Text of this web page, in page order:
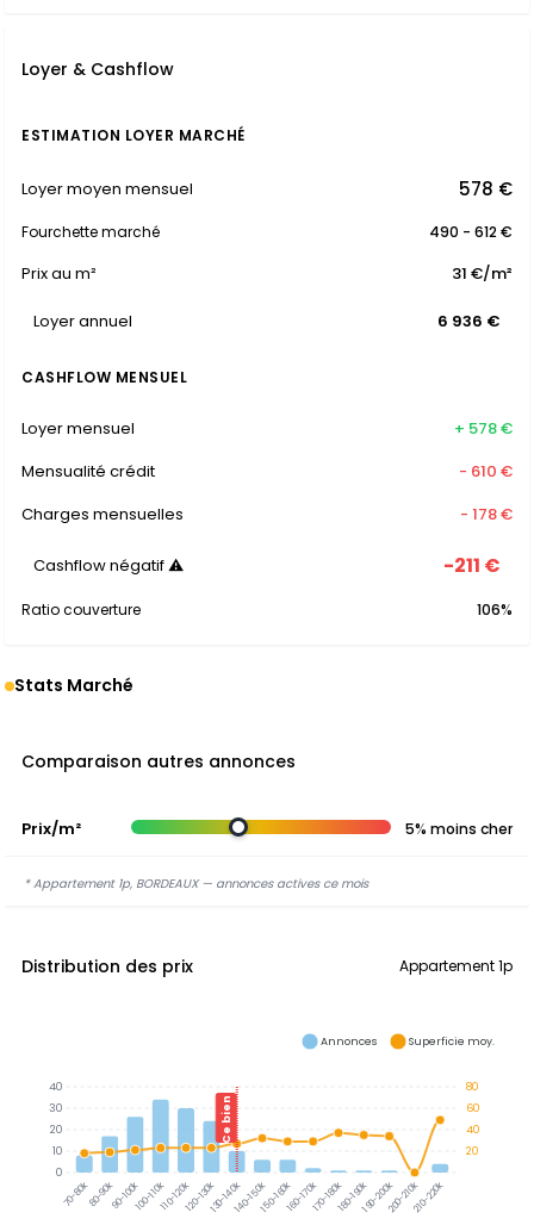
Loyer & Cashflow
ESTIMATION LOYER MARCHÉ
Loyer moyen mensuel 578 €
Fourchette marché 490 - 612 €
Prix au m² 31 €/m²
Loyer annuel 6 936 €
CASHFLOW MENSUEL
Loyer mensuel
+ 578 €
Mensualité crédit
- 610 €
Charges mensuelles
- 178 €
Cashflow négatif ⚠ -211 €
Ratio couverture 106%
Stats Marché
Comparaison autres annonces
Prix/m² 5% moins cher
* Appartement 1p, BORDEAUX — annonces actives ce mois
Distribution des prix Appartement 1p
70-80k80-90k90-100k100-110k110-120k120-130k130-140k140-150k150-160k160-170k170-180k180-190k190-200k200-210k210-220k
Ce bien
80
60
40
20
40
30
20
10
0
Annonces Superficie moy.